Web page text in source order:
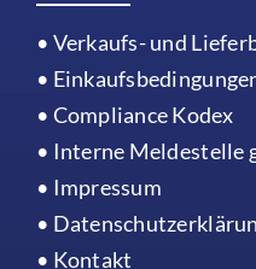
• Verkaufs- und
•
• Compliance Kodex
• Interne Meldestelle
• Impressum
•
• Kontakt